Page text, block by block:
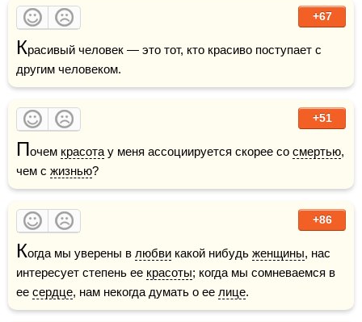
+67
Красивый человек — это тот, кто красиво поступает с
другим человеком.
+51
Почем красота у меня ассоциируется скорее со смертью,
чем с жизнью?
+86
Когда мы уверены в любви какой нибудь женщины, нас
интересует степень ее красоты; когда мы сомневаемся в
ее сердце, нам некогда думать о ее лице.